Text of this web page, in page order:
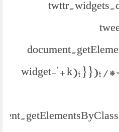
widget-' + k); } }); /